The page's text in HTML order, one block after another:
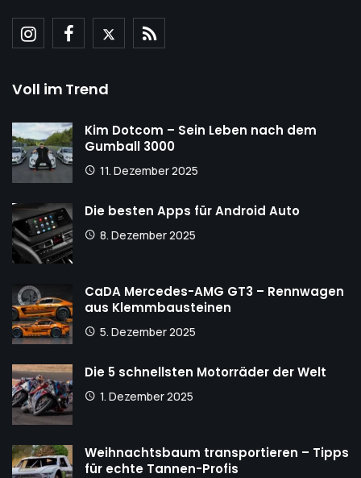
Voll im Trend
Kim Dotcom – Sein Leben nach dem
Gumball 3000
11. Dezember 2025
Die besten Apps für Android Auto
8. Dezember 2025
CaDA Mercedes-AMG GT3 – Rennwagen
aus Klemmbausteinen
5. Dezember 2025
Die 5 schnellsten Motorräder der Welt
1. Dezember 2025
Weihnachtsbaum transportieren – Tipps
für echte Tannen-Profis